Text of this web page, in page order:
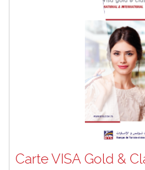
Carte VISA Gold &